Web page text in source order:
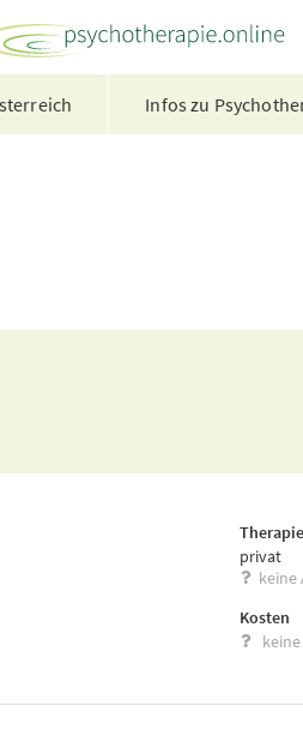
Infos zu
privat
keine
Kosten